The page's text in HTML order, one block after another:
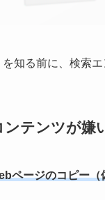
知る前に、検索
テンツが嫌
ページのコピー